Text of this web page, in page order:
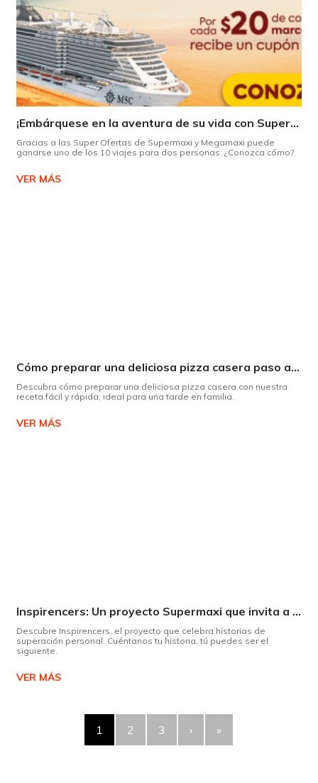
¡Embárquese en la aventura de su vida con Supermaxi!
Gracias a las Super Ofertas de Supermaxi y Megamaxi puede
ganarse uno de los 10 viajes para dos personas. ¿Conozca cómo?
VER MÁS
Cómo preparar una deliciosa pizza casera paso a paso
Descubra cómo preparar una deliciosa pizza casera con nuestra
receta fácil y rápida, ideal para una tarde en familia.
VER MÁS
Inspirencers: Un proyecto Supermaxi que invita a ser parte del cambio.
Descubre Inspirencers, el proyecto que celebra historias de
superación personal. Cuéntanos tu historia, tú puedes ser el
siguiente.
VER MÁS
1 2 3 › »